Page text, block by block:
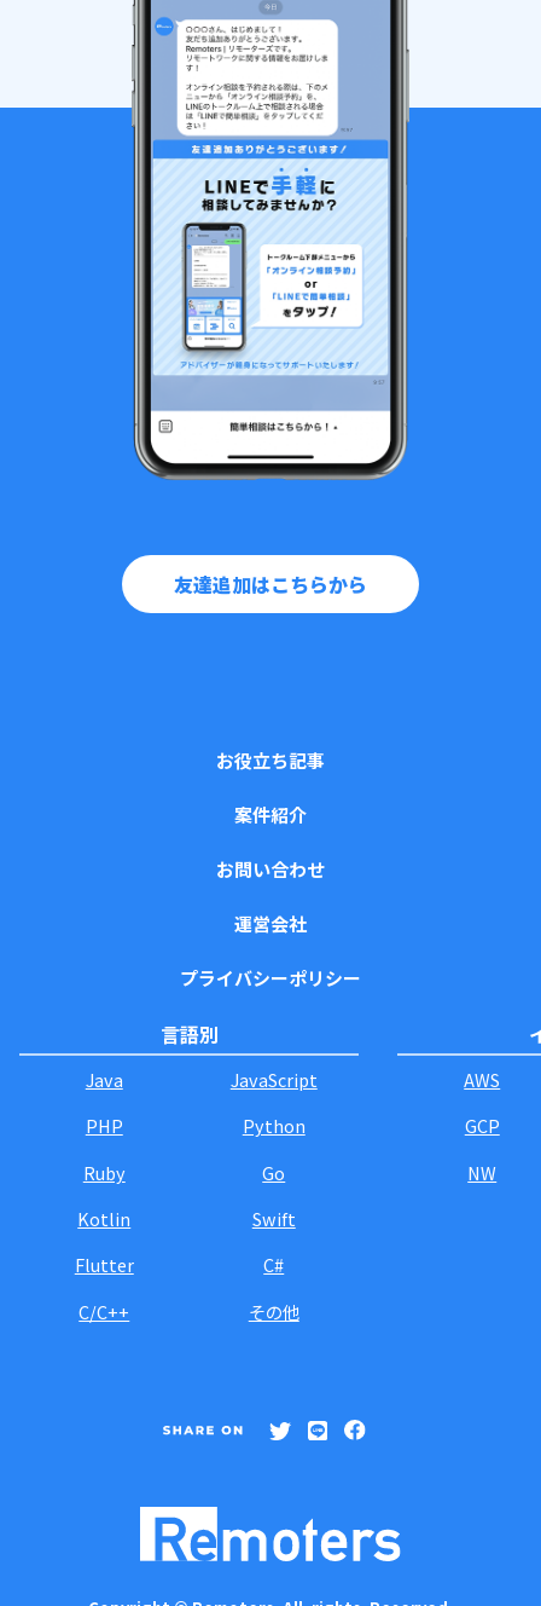
友達追加はこちらから
お役立ち記事
案件紹介
お問い合わせ
運営会社
プライバシーポリシー
言語別
Java
JavaScript
PHP
Python
Ruby
Go
Kotlin
Swift
Flutter
C#
C/C++
その他
AWS
GCP
NW